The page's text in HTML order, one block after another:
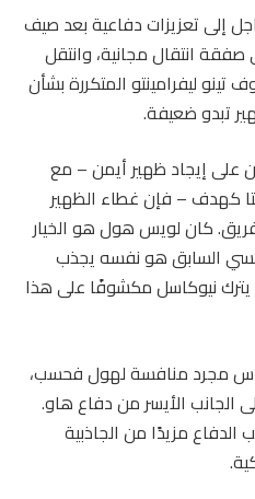
إلى تعزيزات دفاعية بعد صيف
صفقة انتقال مجانية، وانتقل
ليفرامينتو المتكررة بشأن
تبدو ضعيفة.
على إيجاد ظهير أيمن – مع
كهدف – فإن غطاء الظهير
كان لويس هول هو الخيار
السابق هو نفسه يجذب
يترك نيوكاسل مكشوفًا على هذا
ساليناس مجرد منافسة لهول فحسب،
الجانب الأيسر من دفاع هاو.
مزيدًا من الجاذبية